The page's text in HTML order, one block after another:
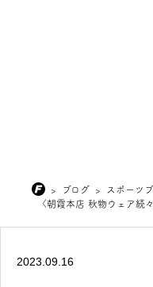
> ブログ > スポーツ
〈朝霞本店 秋物ウェア続
2023.09.16